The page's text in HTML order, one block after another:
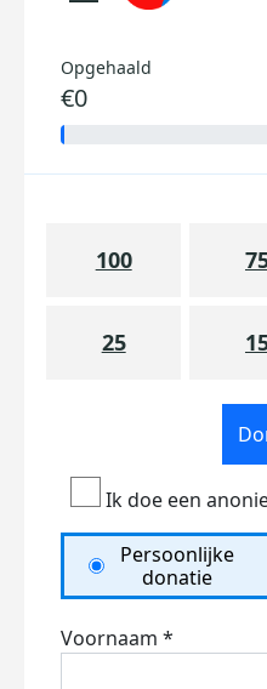
Opgehaald
€0
100
25
Ik doe een
Persoonlijke
donatie
Voornaam *